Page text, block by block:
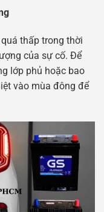
thấp trong thời
của sự cố. Để
lớp phủ hoặc bao
vào mùa đông để